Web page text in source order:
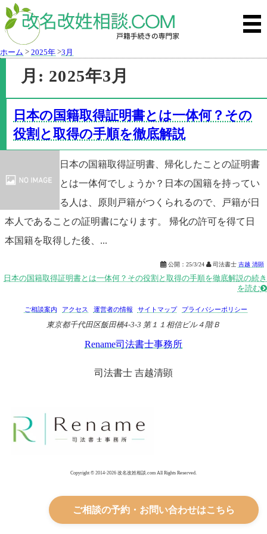
ホーム > 2025年 >3月
月: 2025年3月
日本の国籍取得証明書とは一体何？その
役割と取得の手順を徹底解説
日本の国籍取得証明書、帰化したことの証明書
とは一体何でしょうか？日本の国籍を持ってい
る人は、原則戸籍がつくられるので、戸籍が日
本人であることの証明書になります。 帰化の許可を得て日
本国籍を取得した後、...
公開： 25/3/24 司法書士 吉越 清顕
日本の国籍取得証明書とは一体何？その役割と取得の手順を徹底解説の続き
を読む
ご相談案内 アクセス 運営者の情報 サイトマップ プライバシーポリシー
東京都千代田区飯田橋4-3-3 第１１相信ビル４階Ｂ
Rename司法書士事務所
司法書士 吉越清顕
Copyright © 2014-2026 改名改姓相談.com All Rights Reserved.
ご相談の予約・お問い合わせはこちら